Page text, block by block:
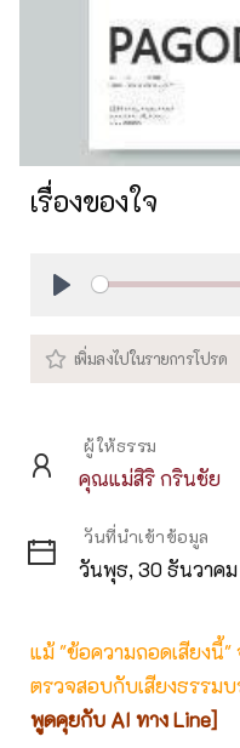
เรื่องของใจ
ผู้ให้ธรรม
คุณแม่สิริ กรินชัย
วันที่นำเข้าข้อมูล
วันพุธ, 30 ธันวาค
แม้ "ข้อความถอดเสียงนี้
ตรวจสอบกับเสียงธรรม
พูดคุยกับ AI ทาง Line]